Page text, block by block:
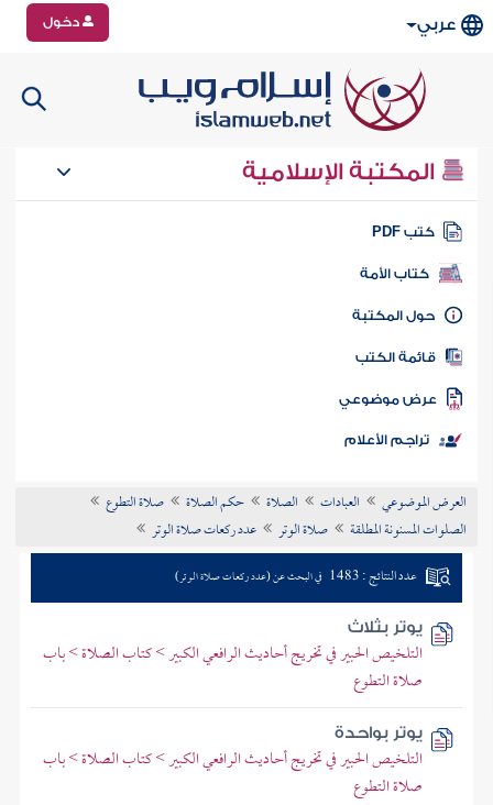
عربي دخول
المكتبة الإسلامية
كتب PDF
كتاب الأمة
المكتبة
الكتب
موضوعي
تراجم الأعلام
العرض الموضوعي العبادات الصلاة حكم الصلاة
صلاة التطوع
الصلوات المسنونة المطلقة
صلاة الوتر عدد ركعات صلاة الوتر
عدد النتائج : 1483 في البحث عن (عدد ركعات صلاة الوتر)
يوتر بثلاث
التلخيص الحبير في تخريج أحاديث الرافعي الكبير > كتاب الصلاة > باب
صلاة التطوع
يوتر بواحدة
التلخيص الحبير في تخريج أحاديث الرافعي الكبير > كتاب الصلاة > باب
صلاة التطوع